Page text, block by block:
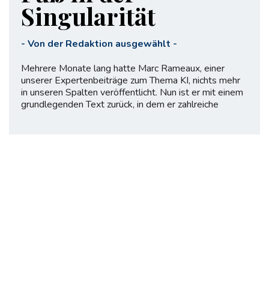
Singularität
- Von der Redaktion ausgewählt -
Mehrere Monate lang hatte Marc Rameaux, einer
unserer Expertenbeiträge zum Thema KI, nichts mehr
in unseren Spalten veröffentlicht. Nun ist er mit einem
grundlegenden Text zurück, in dem er zahlreiche